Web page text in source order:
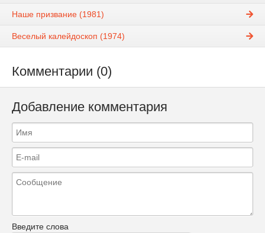
Наше призвание (1981)
Веселый калейдоскоп (1974)
Комментарии (0)
Добавление комментария
Введите слова